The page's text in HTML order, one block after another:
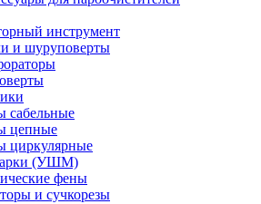
инструмент
и шуруповерты
сабельные
цепные
циркулярные
(УШМ)
фены
и сучкорезы